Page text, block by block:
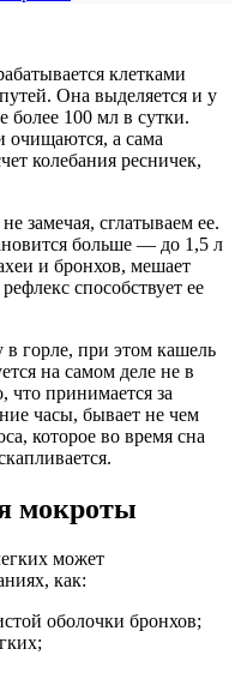
клетками
Она выделяется и у
более 100 мл в сутки.
очищаются, а сама
колебания ресничек,
замечая, сглатываем ее.
больше — до 1,5 л
и бронхов, мешает
способствует ее
горле, при этом кашель
на самом деле не в
что принимается за
часы, бывает не чем
которое во время сна
мокроты
может
как:
оболочки бронхов;